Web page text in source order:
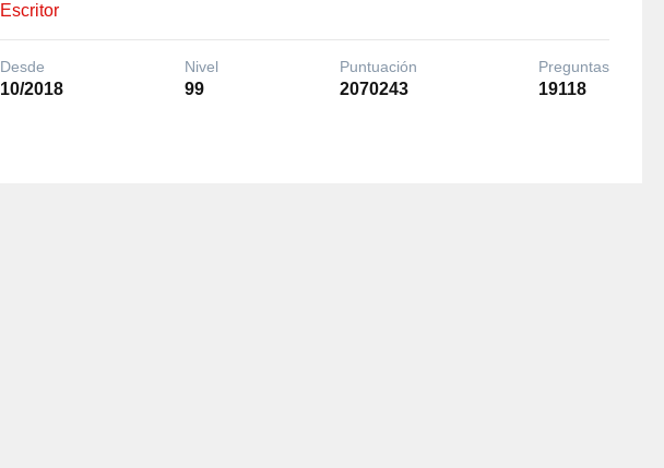
Escritor
Desde
10/2018
Nivel
99
Puntuación
2070243
Preguntas
19118